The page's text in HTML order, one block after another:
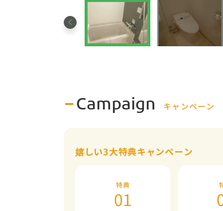
Campaign キャンペーン
嬉しい3大特典キャンペーン
特典
01